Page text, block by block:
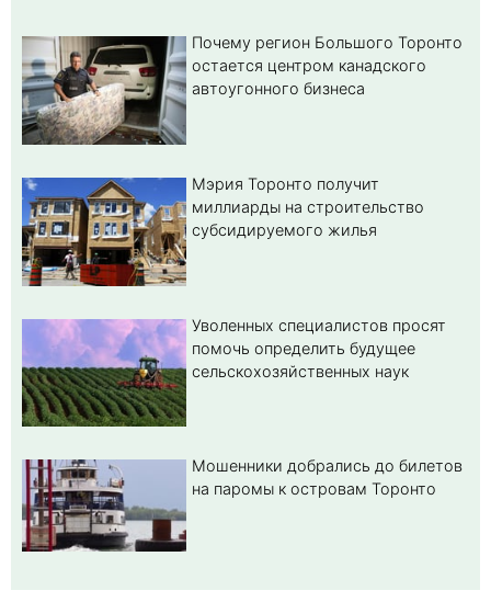
Почему регион Большого Торонто
остается центром канадского
автоугонного бизнеса
Мэрия Торонто получит
миллиарды на строительство
субсидируемого жилья
Уволенных специалистов просят
помочь определить будущее
сельскохозяйственных наук
Мошенники добрались до билетов
на паромы к островам Торонто